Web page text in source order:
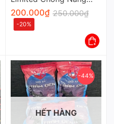
Cao Cấp Cho Cần Thủ
200.000₫ 250.000₫
-20%
-44%
HẾT HÀNG